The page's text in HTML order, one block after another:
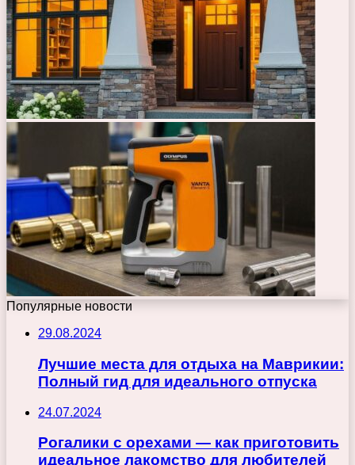
Популярные новости
29.08.2024
Лучшие места для отдыха на Маврикии:
Полный гид для идеального отпуска
24.07.2024
Рогалики с орехами — как приготовить
идеальное лакомство для любителей